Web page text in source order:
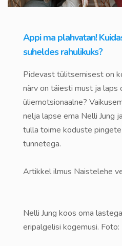
Appi ma plahvatan!
suheldes rahulikuks?
Pidevast tülitsemisest on
närv on täiesti must ja laps
üliemotsionaalne?
nelja lapse ema Nelli Jung
tulla toime koduste
tunnetega.
Artikkel ilmus Naistelehe
Nelli Jung koos oma
eripalgelisi kogemusi.